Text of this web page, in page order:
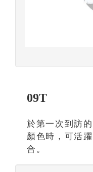
09T
於第一次到訪
顏色時，可活
合。